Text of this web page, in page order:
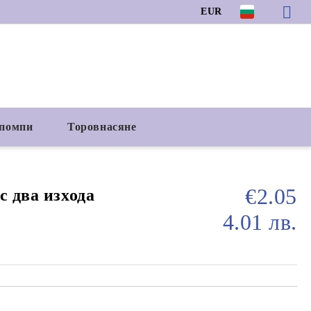
EUR
Торовнасяне
два изхода
€2.05
4.01 лв.